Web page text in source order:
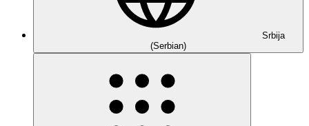
Srbija
(Serbian)